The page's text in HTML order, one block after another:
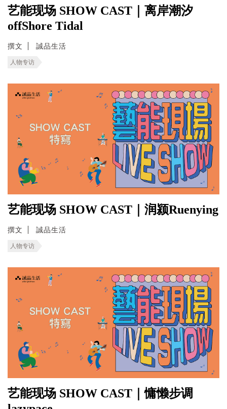
艺能现场 SHOW CAST｜离岸潮汐
offShore Tidal
撰文 誠品生活
人物专访
艺能现场 SHOW CAST｜润颍Ruenying
撰文 誠品生活
人物专访
艺能现场 SHOW CAST｜慵懒步调